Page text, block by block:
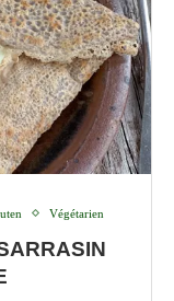
Végétarien